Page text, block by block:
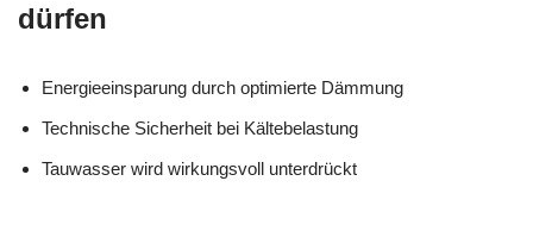
dürfen
Energieeinsparung durch optimierte Dämmung
Technische Sicherheit bei Kältebelastung
Tauwasser wird wirkungsvoll unterdrückt